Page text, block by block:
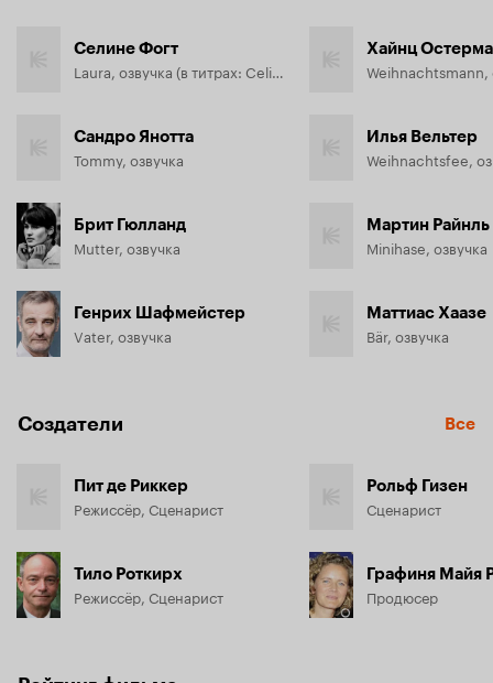
Селине Фогт
Laura, озвучка (в титрах: Celine Vogt)
Сандро Янотта
Tommy, озвучка
Брит Гюлланд
Mutter, озвучка
Генрих Шафмейстер
Vater, озвучка
Хайнц
Weihnachtsmann,
Илья Вельтер
Weihnachtsfee,
Мартин Райнль
Minihase, озвучка
Маттиас Хаазе
Bär, озвучка
Создатели Все
Пит де Риккер
Режиссёр, Сценарист
Тило Роткирх
Режиссёр, Сценарист
Рольф Гизен
Сценарист
Графиня Майя
Продюсер